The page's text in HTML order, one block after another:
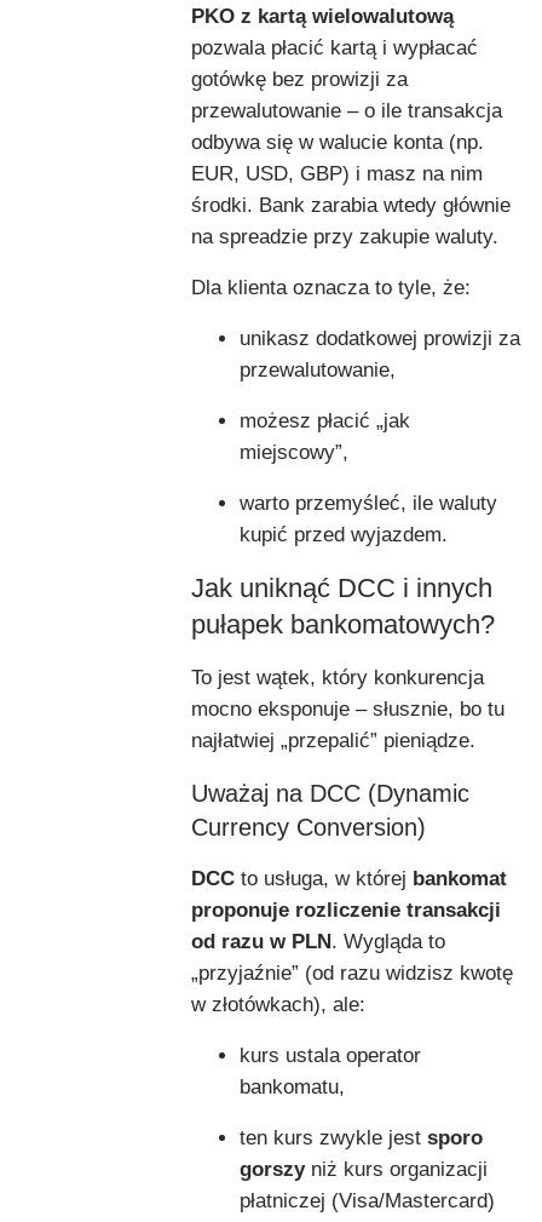
PKO z kartą wielowalutową
pozwala płacić kartą i wypłacać
gotówkę bez prowizji za
przewalutowanie – o ile transakcja
odbywa się w walucie konta (np.
EUR, USD, GBP) i masz na nim
środki. Bank zarabia wtedy głównie
na spreadzie przy zakupie waluty.
Dla klienta oznacza to tyle, że:
unikasz dodatkowej prowizji za
przewalutowanie,
możesz płacić „jak
miejscowy”,
warto przemyśleć, ile waluty
kupić przed wyjazdem.
Jak uniknąć DCC i innych
pułapek bankomatowych?
To jest wątek, który konkurencja
mocno eksponuje – słusznie, bo tu
najłatwiej „przepalić” pieniądze.
Uważaj na DCC (Dynamic
Currency Conversion)
DCC to usługa, w której bankomat
proponuje rozliczenie transakcji
od razu w PLN. Wygląda to
„przyjaźnie” (od razu widzisz kwotę
w złotówkach), ale:
kurs ustala operator
bankomatu,
ten kurs zwykle jest sporo
gorszyniż kurs organizacji
płatniczej (Visa/Mastercard)